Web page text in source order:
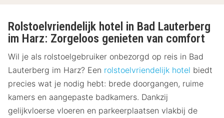
Rolstoelvriendelijk hotel in Bad Lauterberg
im Harz: Zorgeloos genieten van comfort
Wil je als rolstoelgebruiker onbezorgd op reis in Bad
Lauterberg im Harz? Een rolstoelvriendelijk hotel biedt
precies wat je nodig hebt: brede doorgangen, ruime
kamers en aangepaste badkamers. Dankzij
gelijkvloerse vloeren en parkeerplaatsen vlakbij de